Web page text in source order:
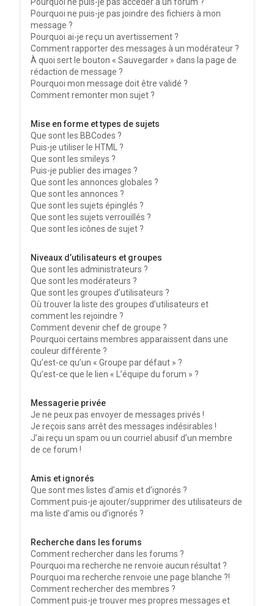
Pourquoi ne puis-je pas joindre des fichiers à mon
message ?
Pourquoi ai-je reçu un avertissement ?
Comment rapporter des messages à un modérateur ?
À quoi sert le bouton « Sauvegarder » dans la page de
rédaction de message ?
Pourquoi mon message doit être validé ?
Comment remonter mon sujet ?
Mise en forme et types de sujets
Que sont les BBCodes ?
Puis-je utiliser le HTML ?
Que sont les smileys ?
Puis-je publier des images ?
Que sont les annonces globales ?
Que sont les annonces ?
Que sont les sujets épinglés ?
Que sont les sujets verrouillés ?
Que sont les icônes de sujet ?
Niveaux d’utilisateurs et groupes
Que sont les administrateurs ?
Que sont les modérateurs ?
Que sont les groupes d’utilisateurs ?
Où trouver la liste des groupes d’utilisateurs et
comment les rejoindre ?
Comment devenir chef de groupe ?
Pourquoi certains membres apparaissent dans une
couleur différente ?
Qu’est-ce qu’un « Groupe par défaut » ?
Qu’est-ce que le lien « L’équipe du forum » ?
Messagerie privée
Je ne peux pas envoyer de messages privés !
Je reçois sans arrêt des messages indésirables !
J’ai reçu un spam ou un courriel abusif d’un membre
de ce forum !
Amis et ignorés
Que sont mes listes d’amis et d’ignorés ?
Comment puis-je ajouter/supprimer des utilisateurs de
ma liste d’amis ou d’ignorés ?
Recherche dans les forums
Comment rechercher dans les forums ?
Pourquoi ma recherche ne renvoie aucun résultat ?
Pourquoi ma recherche renvoie une page blanche ?!
Comment rechercher des membres ?
Comment puis-je trouver mes propres messages et